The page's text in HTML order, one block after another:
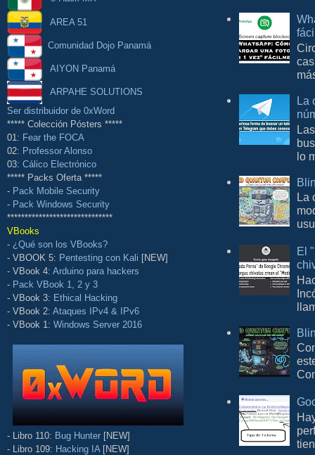
AREA 51
Comunidad Dojo Panamá
AIYON Panamá
ARPAHE SOLUTIONS
Ser distribuidor de 0xWord
***** Colección Pósters *****
01: Fear the FOCA
02: Professor Alonso
03: Cálico Electrónico
***** Packs Oferta *****
- Pack Mobile Security
- Pack Windows Security
******************************
VBooks
- ¿Qué son los VBooks?
- VBOOK 5: Pentesting con Kali [NEW]
- VBook 4: Arduino para hackers
- Pack VBook 1, 2 y 3
- VBook 3: Ethical Hacking
- VBook 2: Ataques IPv4 & IPv6
- VBook 1: Windows Server 2016
- Libro 110: Bug Hunter [NEW]
- Libro 109: Hacking IA [NEW]
La
lo
La
El